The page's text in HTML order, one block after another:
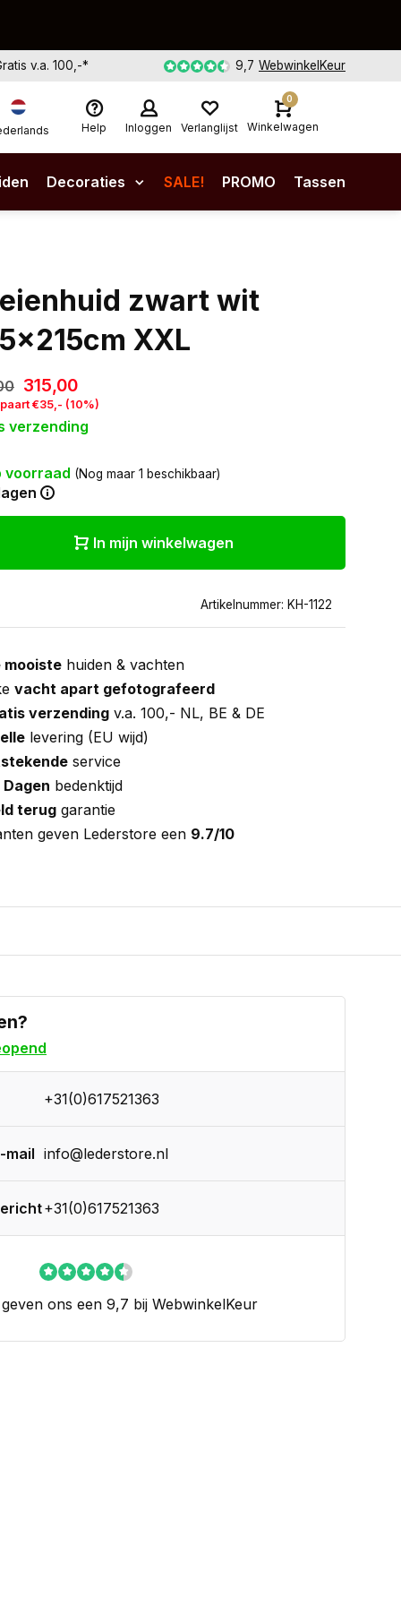
v.a. 100,-* 9,7 WebwinkelKeur
Help Inloggen Verlanglijst
0
Winkelwagen
Decoraties SALE! PROMO Tassen
zwart wit
XXL
315,00
€35,- (10%)
verzending
voorraad (Nog maar 1 beschikbaar)
In mijn winkelwagen
Artikelnummer: KH-1122
mooiste huiden & vachten
vacht apart gefotografeerd
verzending v.a. 100,- NL, BE & DE
levering (EU wijd)
service
bedenktijd
terug garantie
geven Lederstore een 9.7/10
+31(0)617521363
mail info@lederstore.nl
+31(0)617521363
ons een 9,7 bij WebwinkelKeur